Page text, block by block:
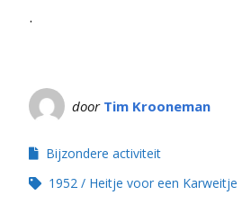
.
door Tim Krooneman
Bijzondere activiteit
1952
Heitje voor een Karweitje